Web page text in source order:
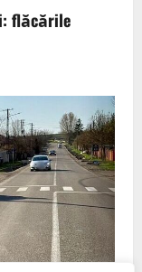
flăcările